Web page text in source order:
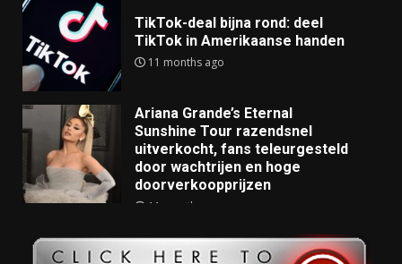
TikTok-deal bijna rond: deel
TikTok in Amerikaanse handen
11 months ago
Ariana Grande’s Eternal
Sunshine Tour razendsnel
uitverkocht, fans teleurgesteld
door wachtrijen en hoge
doorverkoopprijzen
11 months ago